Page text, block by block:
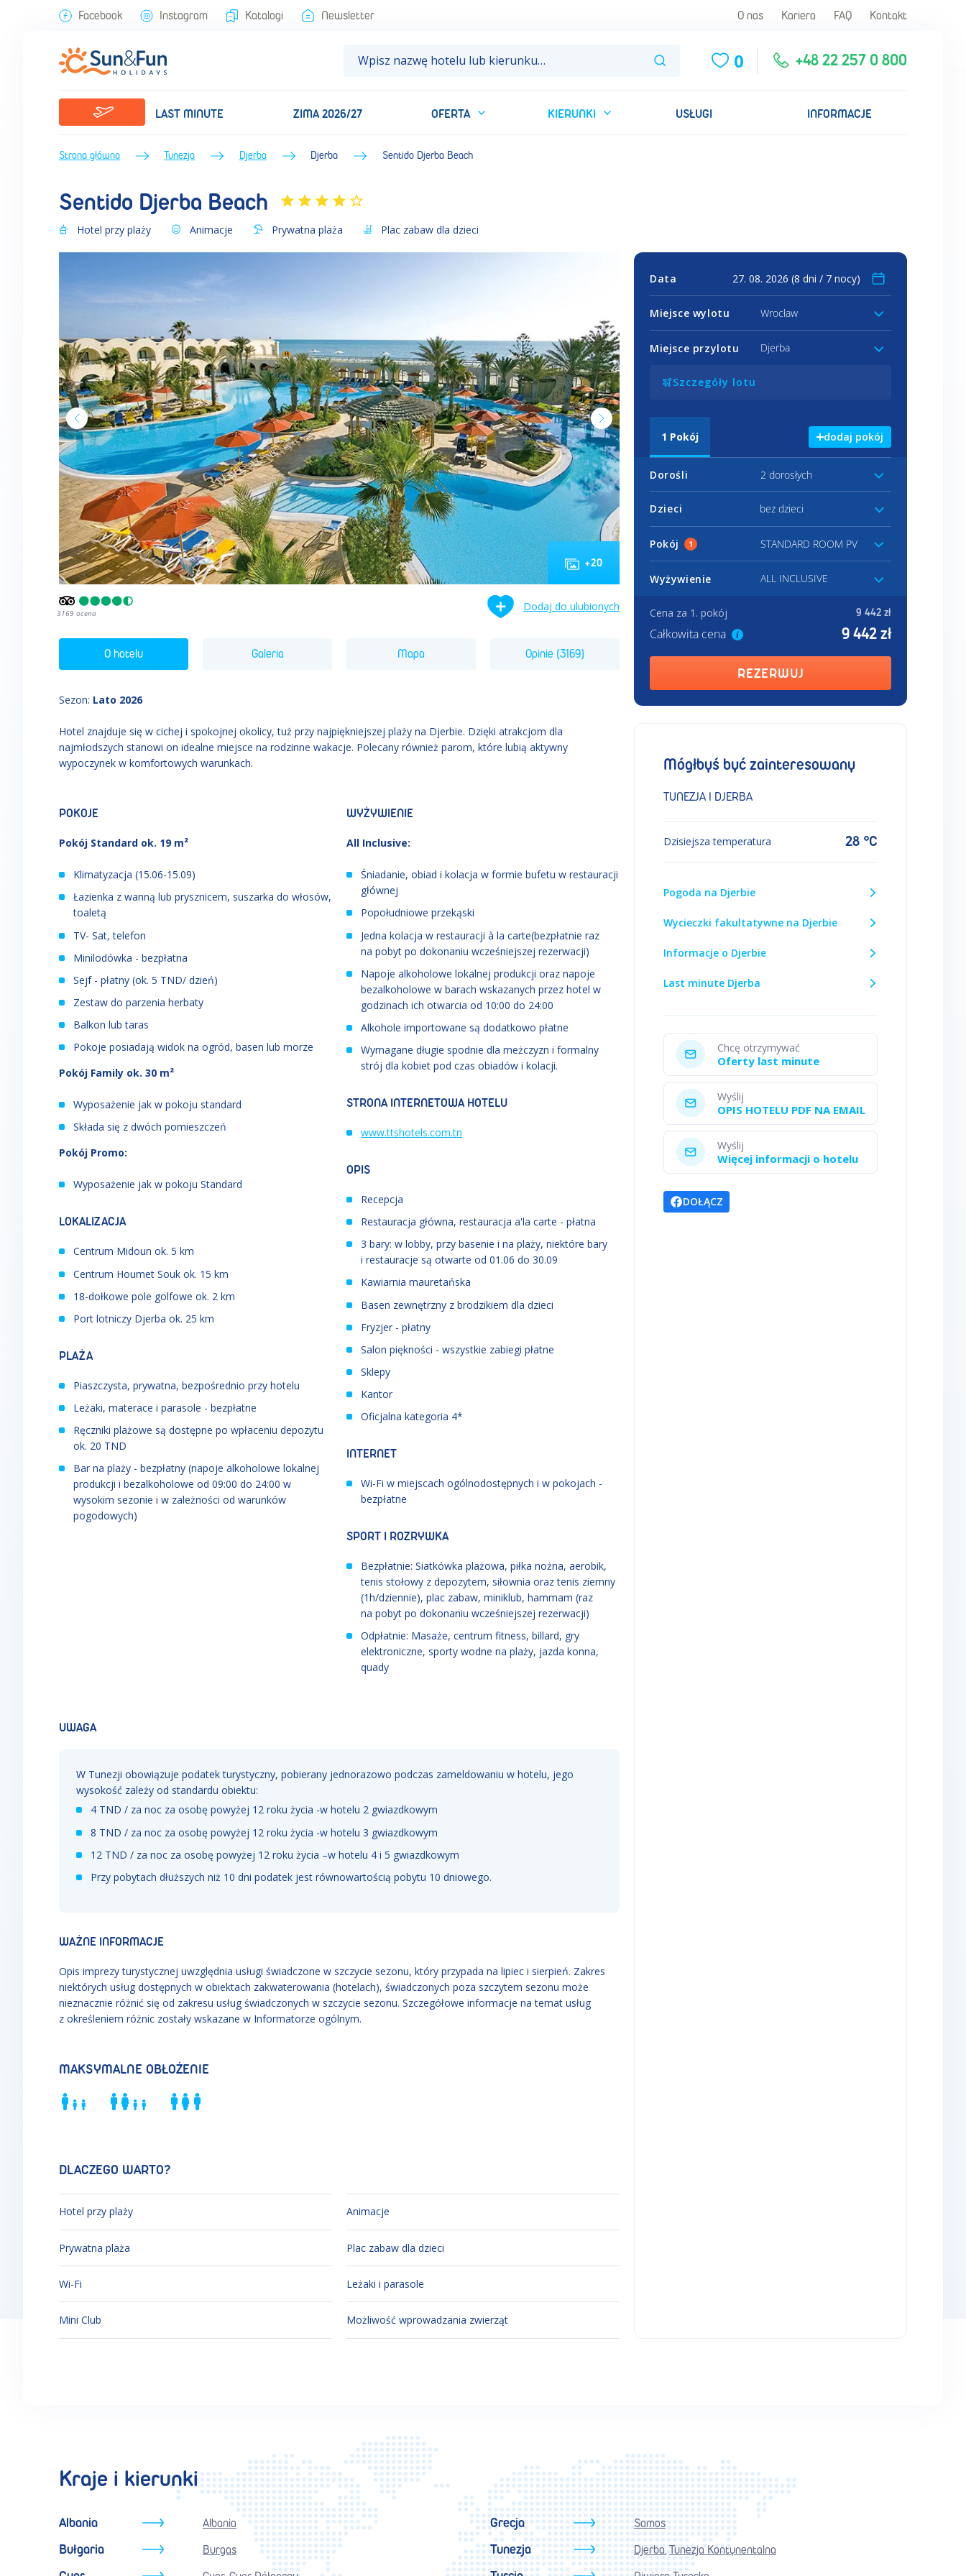
Facebook Instagram Katalogi Newsletter O nas Kariera FAQ Kontakt
0 +48 22 257 0 800
LAST MINUTE ZIMA 2026/27 OFERTA KIERUNKI USŁUGI INFORMACJE
Strona główna Tunezja Djerba Djerba Sentido Djerba Beach
Sentido Djerba Beach
Hotel przy plaży Animacje Prywatna plaża Plac zabaw dla dzieci
+20
3169 ocena
Dodaj do ulubionych
O hotelu Galeria Mapa Opinie (3169)
Sezon: Lato 2026
Hotel znajduje się w cichej i spokojnej okolicy, tuż przy najpiękniejszej plaży na Djerbie. Dzięki atrakcjom dla
najmłodszych stanowi on idealne miejsce na rodzinne wakacje. Polecany również parom, które lubią aktywny
wypoczynek w komfortowych warunkach.
POKOJE
Pokój Standard ok. 19 m²
Klimatyzacja (15.06-15.09)
Łazienka z wanną lub prysznicem, suszarka do włosów,
toaletą
TV- Sat, telefon
Minilodówka - bezpłatna
Sejf - płatny (ok. 5 TND/ dzień)
Zestaw do parzenia herbaty
Balkon lub taras
Pokoje posiadają widok na ogród, basen lub morze
Pokój Family ok. 30 m²
Wyposażenie jak w pokoju standard
Składa się z dwóch pomieszczeń
Pokój Promo:
Wyposażenie jak w pokoju Standard
LOKALIZACJA
Centrum Midoun ok. 5 km
Centrum Houmet Souk ok. 15 km
18-dołkowe pole golfowe ok. 2 km
Port lotniczy Djerba ok. 25 km
PLAŻA
Piaszczysta, prywatna, bezpośrednio przy hotelu
Leżaki, materace i parasole - bezpłatne
Ręczniki plażowe są dostępne po wpłaceniu depozytu
ok. 20 TND
Bar na plaży - bezpłatny (napoje alkoholowe lokalnej
produkcji i bezalkoholowe od 09:00 do 24:00 w
wysokim sezonie i w zależności od warunków
pogodowych)
WYŻYWIENIE
All Inclusive:
Śniadanie, obiad i kolacja w formie bufetu w restauracji
głównej
Popołudniowe przekąski
Jedna kolacja w restauracji à la carte(bezpłatnie raz
na pobyt po dokonaniu wcześniejszej rezerwacji)
Napoje alkoholowe lokalnej produkcji oraz napoje
bezalkoholowe w barach wskazanych przez hotel w
godzinach ich otwarcia od 10:00 do 24:00
Alkohole importowane są dodatkowo płatne
Wymagane długie spodnie dla meżczyzn i formalny
strój dla kobiet pod czas obiadów i kolacji.
STRONA INTERNETOWA HOTELU
www.ttshotels.com.tn
OPIS
Recepcja
Restauracja główna, restauracja a'la carte - płatna
3 bary: w lobby, przy basenie i na plaży, niektóre bary
i restauracje są otwarte od 01.06 do 30.09
Kawiarnia mauretańska
Basen zewnętrzny z brodzikiem dla dzieci
Fryzjer - płatny
Salon piękności - wszystkie zabiegi płatne
Sklepy
Kantor
Oficjalna kategoria 4*
INTERNET
Wi-Fi w miejscach ogólnodostępnych i w pokojach -
bezpłatne
SPORT I ROZRYWKA
Bezpłatnie: Siatkówka plażowa, piłka nożna, aerobik,
tenis stołowy z depozytem, siłownia oraz tenis ziemny
(1h/dziennie), plac zabaw, miniklub, hammam (raz
na pobyt po dokonaniu wcześniejszej rezerwacji)
Odpłatnie: Masaże, centrum fitness, billard, gry
elektroniczne, sporty wodne na plaży, jazda konna,
quady
UWAGA
W Tunezji obowiązuje podatek turystyczny, pobierany jednorazowo podczas zameldowaniu w hotelu, jego
wysokość zależy od standardu obiektu:
4 TND / za noc za osobę powyżej 12 roku życia -w hotelu 2 gwiazdkowym
8 TND / za noc za osobę powyżej 12 roku życia -w hotelu 3 gwiazdkowym
12 TND / za noc za osobę powyżej 12 roku życia –w hotelu 4 i 5 gwiazdkowym
Przy pobytach dłuższych niż 10 dni podatek jest równowartością pobytu 10 dniowego.
WAŻNE INFORMACJE
Opis imprezy turystycznej uwzględnia usługi świadczone w szczycie sezonu, który przypada na lipiec i sierpień. Zakres
niektórych usług dostępnych w obiektach zakwaterowania (hotelach), świadczonych poza szczytem sezonu może
nieznacznie różnić się od zakresu usług świadczonych w szczycie sezonu. Szczegółowe informacje na temat usług
z określeniem różnic zostały wskazane w Informatorze ogólnym.
MAKSYMALNE OBŁOŻENIE
DLACZEGO WARTO?
Hotel przy plaży Animacje
Prywatna plaża Plac zabaw dla dzieci
Wi-Fi Leżaki i parasole
Mini Club Możliwość wprowadzania zwierząt
Data
Miejsce wylotu Wrocław
Miejsce przylotu Djerba
Szczegóły lotu
1 Pokój dodaj pokój
Dorośli 2 dorosłych
Dzieci bez dzieci
Pokój 1 STANDARD ROOM PV
Wyżywienie ALL INCLUSIVE
Cena za 1. pokój 9 442 zł
Całkowita cena 9 442 zł
REZERWUJ
Mógłbyś być zainteresowany
TUNEZJA I DJERBA
Dzisiejsza temperatura 28 °C
Pogoda na Djerbie
Wycieczki fakultatywne na Djerbie
Informacje o Djerbie
Last minute Djerba
Chcę otrzymywać
Oferty last minute
Wyślij
OPIS HOTELU PDF NA EMAIL
Wyślij
Więcej informacji o hotelu
DOŁĄCZ
Kraje i kierunki
Albania Albania
Bułgaria Burgas
Grecja Samos
Tunezja Djerba ,Tunezja Kontynentalna
Sentido Djerba Beach (Lato 2026) • Djerba • Tunezja • BP Sun&Fun